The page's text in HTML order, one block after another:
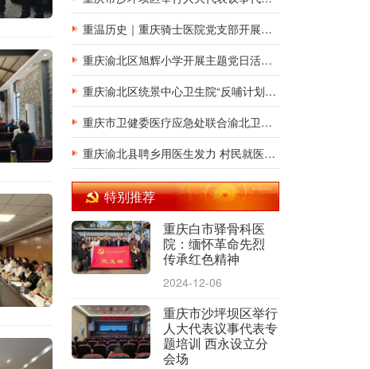
重温历史｜重庆骑士医院党支部开展主题党日活动
重庆渝北区旭辉小学开展主题党日活动 要求党员干部锤炼道德品行
重庆渝北区统景中心卫生院“反哺计划”县聘乡用医生李娟：默默无闻写担当
重庆市卫健委医疗应急处联合渝北卫健执法支队开展主题党日活动
重庆渝北县聘乡用医生发力 村民就医获得感提升
特别推荐
重庆白市驿骨科医
院：缅怀革命先烈
传承红色精神
2024-12-06
重庆市沙坪坝区举行
人大代表议事代表专
题培训 西永设立分
会场